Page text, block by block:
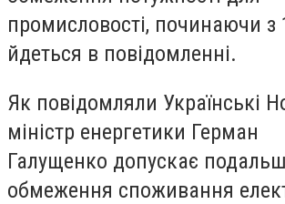
промисловості, починаючи з
йдеться в повідомленні.
Як повідомляли Українськi
міністр енергетики Герман
Галущенко допускає
обмеження споживання